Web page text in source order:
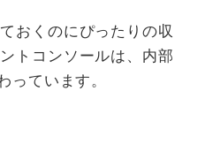
おくのにぴったりの収
トコンソールは、内部
っています。